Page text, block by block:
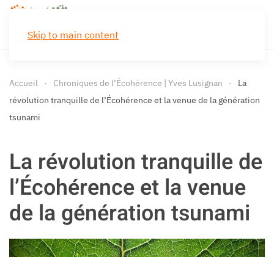
Skip to main content
Accueil Chroniques de l’Écohérence | Yves Lusignan
La
révolution tranquille de l’Écohérence et la venue de la génération
tsunami
La révolution tranquille de
l’Écohérence et la venue
de la génération tsunami